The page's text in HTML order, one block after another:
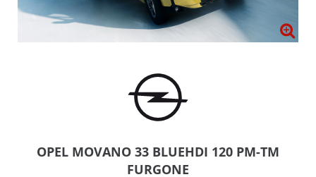
OPEL MOVANO 33 BLUEHDI 120 PM-TM
FURGONE